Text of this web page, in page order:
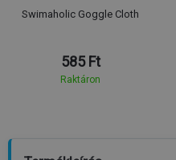
Swimaholic Goggle Cloth
585 Ft
Raktáron